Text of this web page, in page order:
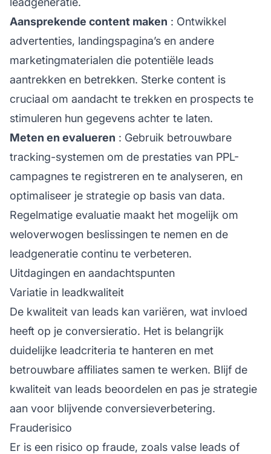
Aansprekende content maken : Ontwikkel
advertenties, landingspagina’s en andere
marketingmaterialen die potentiële leads
aantrekken en betrekken. Sterke content is
cruciaal om aandacht te trekken en prospects te
stimuleren hun gegevens achter te laten.
Meten en evalueren : Gebruik betrouwbare
tracking-systemen om de prestaties van PPL-
campagnes te registreren en te analyseren, en
optimaliseer je strategie op basis van data.
Regelmatige evaluatie maakt het mogelijk om
weloverwogen beslissingen te nemen en de
leadgeneratie continu te verbeteren.
Uitdagingen en aandachtspunten
Variatie in leadkwaliteit
De kwaliteit van leads kan variëren, wat invloed
heeft op je conversieratio. Het is belangrijk
duidelijke leadcriteria te hanteren en met
betrouwbare affiliates samen te werken. Blijf de
kwaliteit van leads beoordelen en pas je strategie
aan voor blijvende conversieverbetering.
Frauderisico
Er is een risico op fraude, zoals valse leads of